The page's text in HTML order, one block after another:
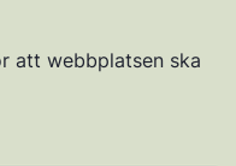
att webbplatsen ska